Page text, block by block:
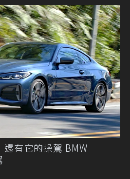
有它的操駕 BMW